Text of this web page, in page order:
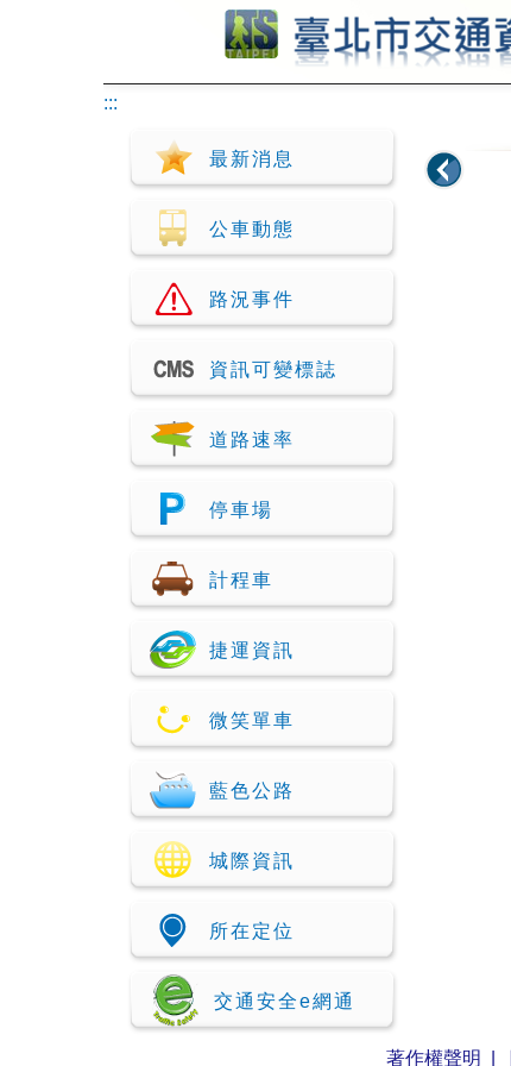
:::
最新消息
公車動態
路況事件
資訊可變標誌
道路速率
停車場
計程車
捷運資訊
微笑單車
藍色公路
城際資訊
所在定位
交通安全e網通
著作權聲明